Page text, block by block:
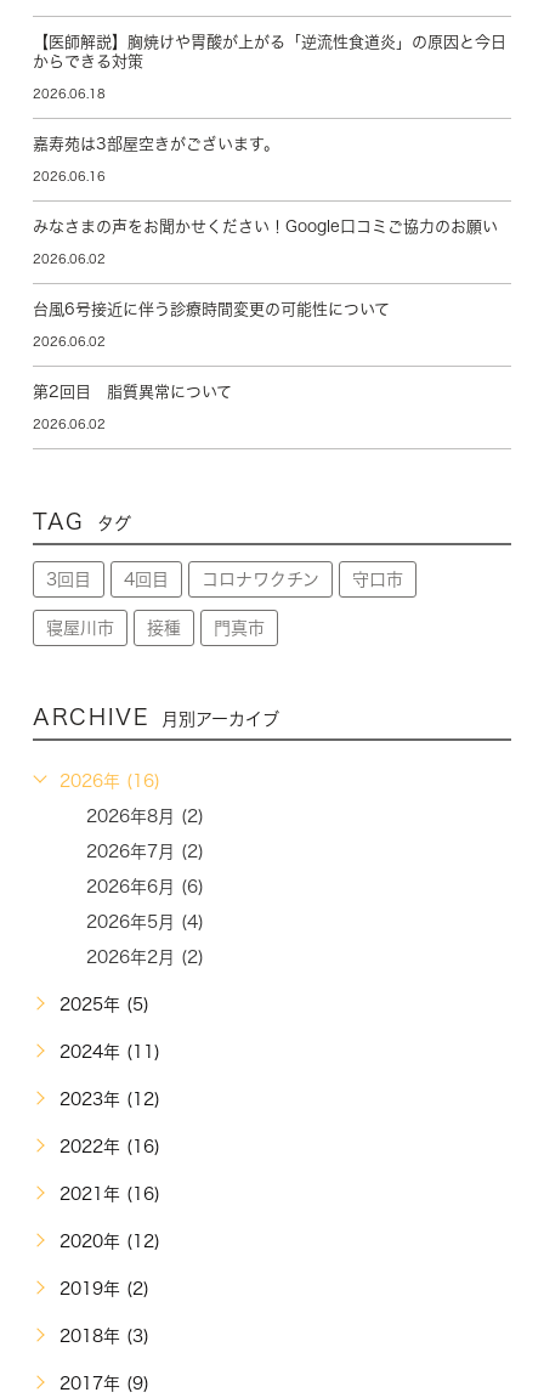
【医師解説】胸焼けや胃酸が上がる「逆流性食道炎」の原因と今日
からできる対策
2026.06.18
嘉寿苑は3部屋空きがございます。
2026.06.16
みなさまの声をお聞かせください！Google口コミご協力のお願い
2026.06.02
台風6号接近に伴う診療時間変更の可能性について
2026.06.02
第2回目 脂質異常について
2026.06.02
TAG タグ
3回目 4回目 コロナワクチン 守口市
寝屋川市 接種 門真市
ARCHIVE 月別アーカイブ
2026年 (16)
2026年8月 (2)
2026年7月 (2)
2026年6月 (6)
2026年5月 (4)
2026年2月 (2)
2025年 (5)
2024年 (11)
2023年 (12)
2022年 (16)
2021年 (16)
2020年 (12)
2019年 (2)
2018年 (3)
2017年 (9)